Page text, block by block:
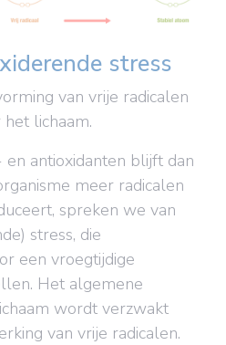
stress
van vrije radicalen
lichaam.
antioxidanten blijft dan
meer radicalen
spreken we van
stress, die
een vroegtijdige
Het algemene
wordt verzwakt
van vrije radicalen.